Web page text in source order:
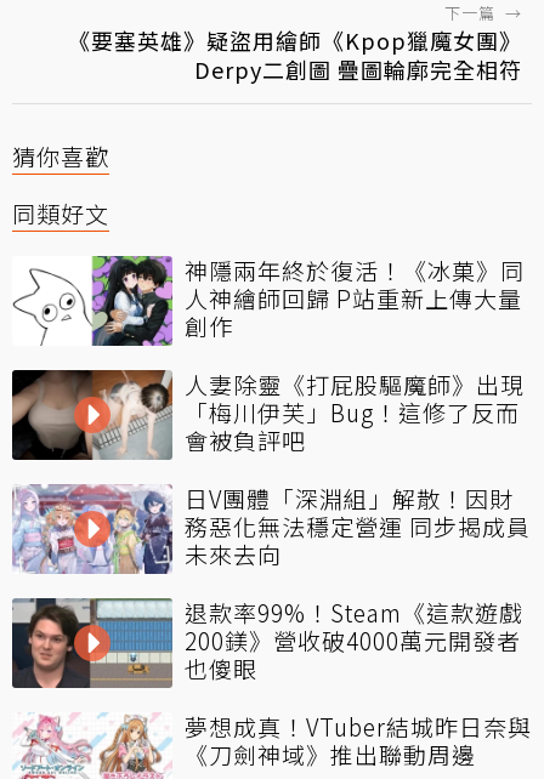
下一篇 →
《要塞英雄》疑盜用繪師《Kpop獵魔女團》
Derpy二創圖 疊圖輪廓完全相符
猜你喜歡
同類好文
神隱兩年終於復活！《冰菓》同
人神繪師回歸 P站重新上傳大量
創作
人妻除靈《打屁股驅魔師》出現
「梅川伊芙」Bug！這修了反而
會被負評吧
日V團體「深淵組」解散！因財
務惡化無法穩定營運 同步揭成員
未來去向
退款率99%！Steam《這款遊戲
200鎂》營收破4000萬元開發者
也傻眼
夢想成真！VTuber結城昨日奈與
《刀劍神域》推出聯動周邊